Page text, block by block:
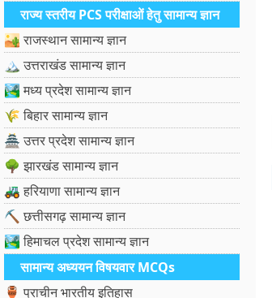
राज्य स्तरीय PCS परीक्षाओं हेतु सामान्य ज्ञान
🏜️ राजस्थान सामान्य ज्ञान
🏔️ उत्तराखंड सामान्य ज्ञान
🏞️ मध्य प्रदेश सामान्य ज्ञान
🌾 बिहार सामान्य ज्ञान
🏯 उत्तर प्रदेश सामान्य ज्ञान
🌳 झारखंड सामान्य ज्ञान
🚜 हरियाणा सामान्य ज्ञान
⛏️ छत्तीसगढ़ सामान्य ज्ञान
🏞️ हिमाचल प्रदेश सामान्य ज्ञान
सामान्य अध्ययन विषयवार MCQs
🏺 प्राचीन भारतीय इतिहास